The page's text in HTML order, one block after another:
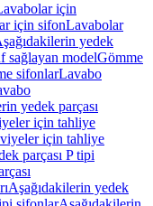
için
için sifonLavabolar
yedek
sağlayan modelGömme
sifonlarLavabo
yedek parçası
için tahliye
için tahliye
parçası P tipi
Aşağıdakilerin yedek